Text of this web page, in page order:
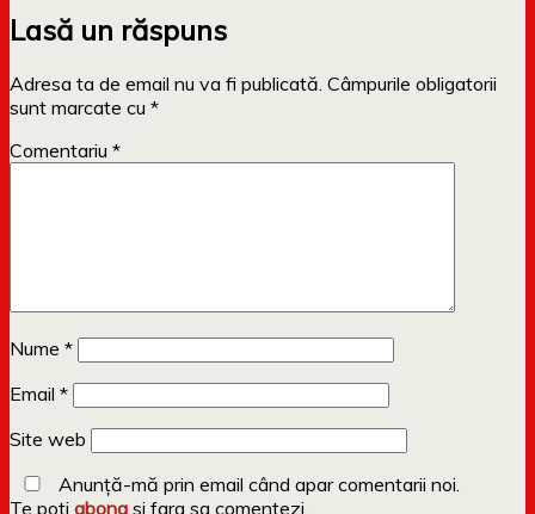
Lasă un răspuns
Adresa ta de email nu va fi publicată. Câmpurile obligatorii
sunt marcate cu *
Comentariu *
Nume *
Email *
Site web
Anunță-mă prin email când apar comentarii noi.
Te poti abona si fara sa comentezi.